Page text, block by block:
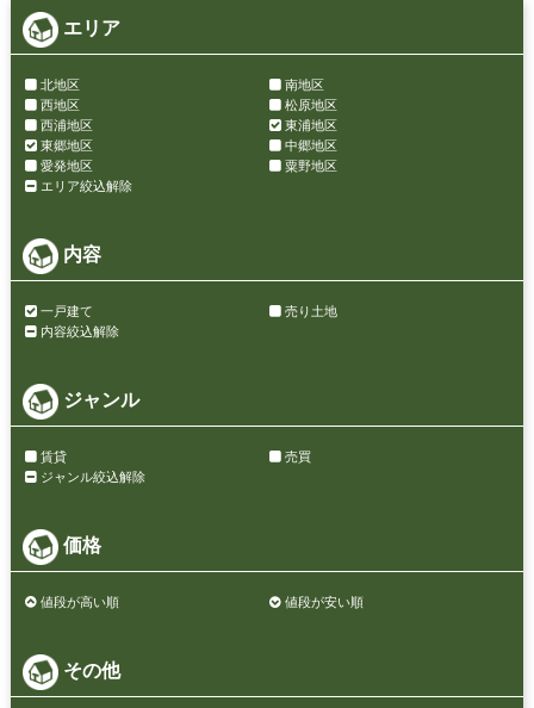
エリア
北地区
南地区
西地区
松原地区
西浦地区
東浦地区
東郷地区
中郷地区
愛発地区
粟野地区
エリア絞込解除
内容
一戸建て
売り土地
内容絞込解除
ジャンル
賃貸
売買
ジャンル絞込解除
価格
値段が高い順 値段が安い順
その他